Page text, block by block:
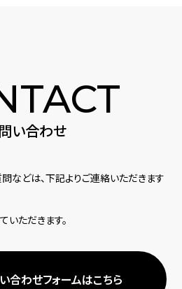
い合わせ
などは、下記よりご連絡いただきます
いただきます。
合わせフォームはこちら